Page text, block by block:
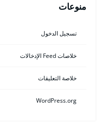
منوعات
تسجيل الدخول
خلاصات Feed الإدخالات
خلاصة التعليقات
WordPress.org